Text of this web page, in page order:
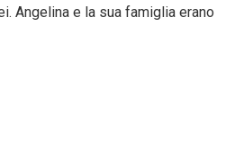
Angelina e la sua famiglia erano